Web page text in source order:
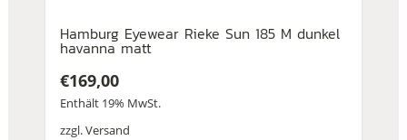
Hamburg Eyewear Rieke Sun 185 M dunkel
havanna matt
€169,00
Enthält 19% MwSt.
zzgl.Versand